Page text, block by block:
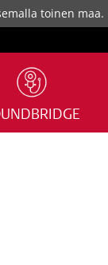
toinen maa.